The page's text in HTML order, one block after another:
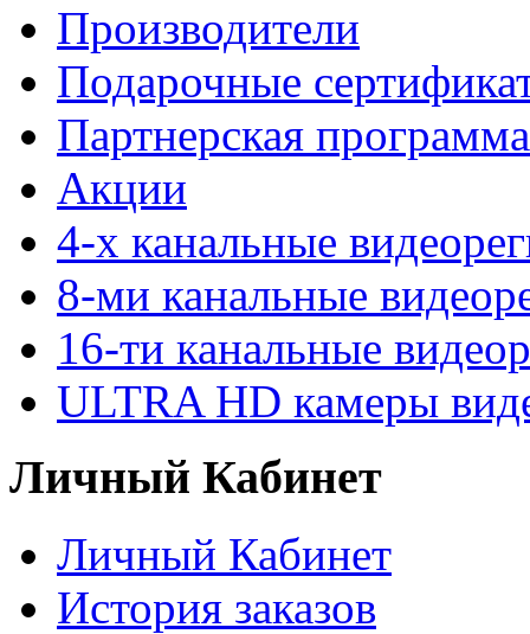
Производители
Подарочные
Партнерская программа
Акции
4-х канальные
8-ми канальные
16-ти канальные
ULTRA HD камеры
Личный Кабинет
Личный Кабинет
История заказов